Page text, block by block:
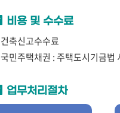
비용 및 수수료
건축신고수수료
국민주택채권 : 주택도시기금법
업무처리절차